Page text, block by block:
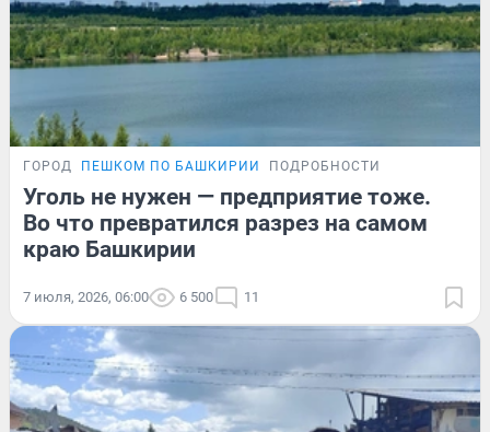
ГОРОД ПЕШКОМ ПО БАШКИРИИ ПОДРОБНОСТИ
Уголь не нужен — предприятие тоже.
Во что превратился разрез на самом
краю Башкирии
7 июля, 2026, 06:00 6 500 11